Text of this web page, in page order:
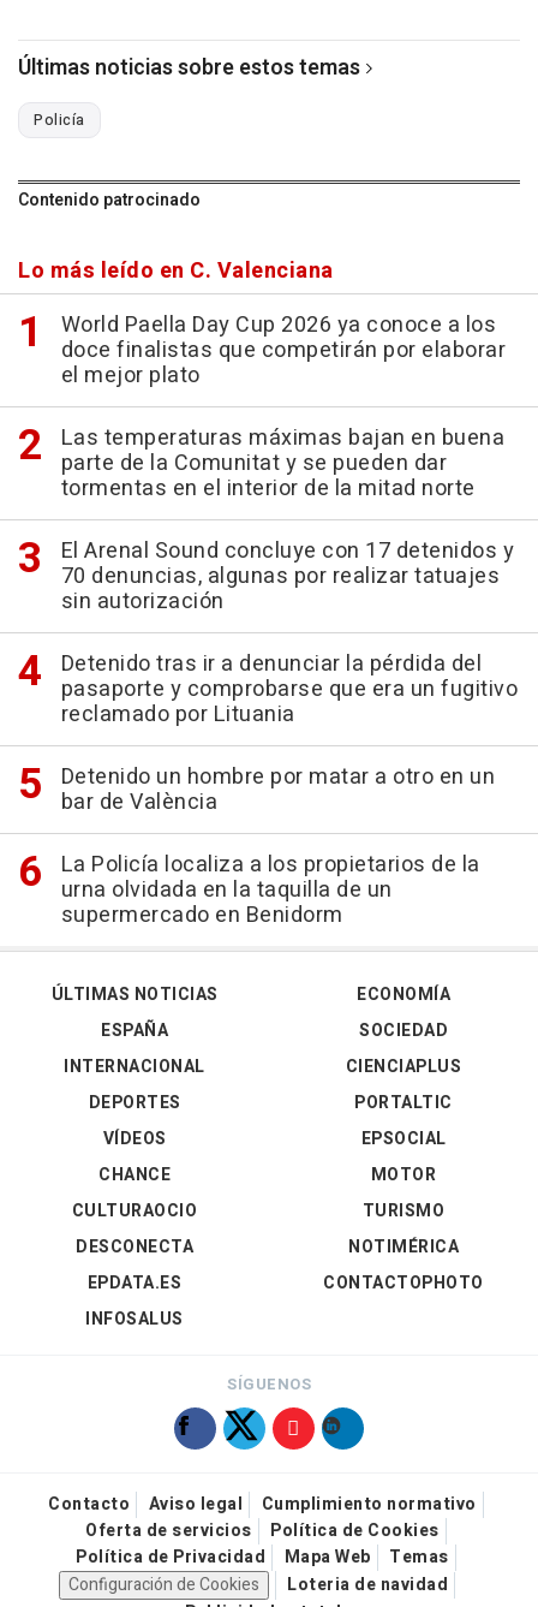
Últimas noticias sobre estos temas
Policía
Contenido patrocinado
Lo más leído en C. Valenciana
World Paella Day Cup 2026 ya conoce a los
doce finalistas que competirán por elaborar
el mejor plato
Las temperaturas máximas bajan en buena
parte de la Comunitat y se pueden dar
tormentas en el interior de la mitad norte
El Arenal Sound concluye con 17 detenidos y
70 denuncias, algunas por realizar tatuajes
sin autorización
Detenido tras ir a denunciar la pérdida del
pasaporte y comprobarse que era un fugitivo
reclamado por Lituania
Detenido un hombre por matar a otro en un
bar de València
La Policía localiza a los propietarios de la
urna olvidada en la taquilla de un
supermercado en Benidorm
ÚLTIMAS NOTICIAS
ESPAÑA
INTERNACIONAL
DEPORTES
VÍDEOS
ECONOMÍA
SOCIEDAD
CIENCIAPLUS
PORTALTIC
EPSOCIAL
CHANCE
CULTURAOCIO
DESCONECTA
EPDATA.ES
INFOSALUS
MOTOR
TURISMO
NOTIMÉRICA
CONTACTOPHOTO
SÍGUENOS
Contacto Aviso legal
Cumplimiento normativo
Oferta de servicios
Política de Cookies
Política de Privacidad
Mapa Web
Temas
Configuración de Cookies
Loteria de navidad